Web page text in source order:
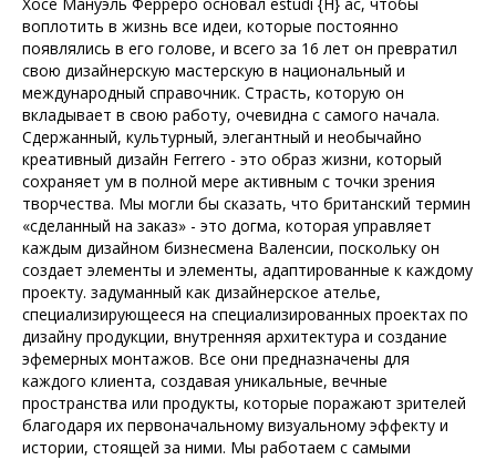
воплотить в жизнь все идеи, которые постоянно
появлялись в его голове, и всего за 16 лет он превратил
свою дизайнерскую мастерскую в национальный и
международный справочник. Страсть, которую он
вкладывает в свою работу, очевидна с самого начала.
Сдержанный, культурный, элегантный и необычайно
креативный дизайн Ferrero - это образ жизни, который
сохраняет ум в полной мере активным с точки зрения
творчества. Мы могли бы сказать, что британский термин
«сделанный на заказ» - это догма, которая управляет
каждым дизайном бизнесмена Валенсии, поскольку он
создает элементы и элементы, адаптированные к каждому
проекту. задуманный как дизайнерское ателье,
специализирующееся на специализированных проектах по
дизайну продукции, внутренняя архитектура и создание
эфемерных монтажов. Все они предназначены для
каждого клиента, создавая уникальные, вечные
пространства или продукты, которые поражают зрителей
благодаря их первоначальному визуальному эффекту и
истории, стоящей за ними. Мы работаем с самыми